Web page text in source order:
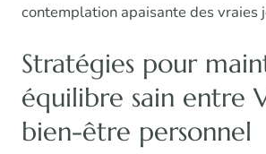
contemplation apaisante des vraies
Stratégies pour
équilibre sain entre
bien-être personnel